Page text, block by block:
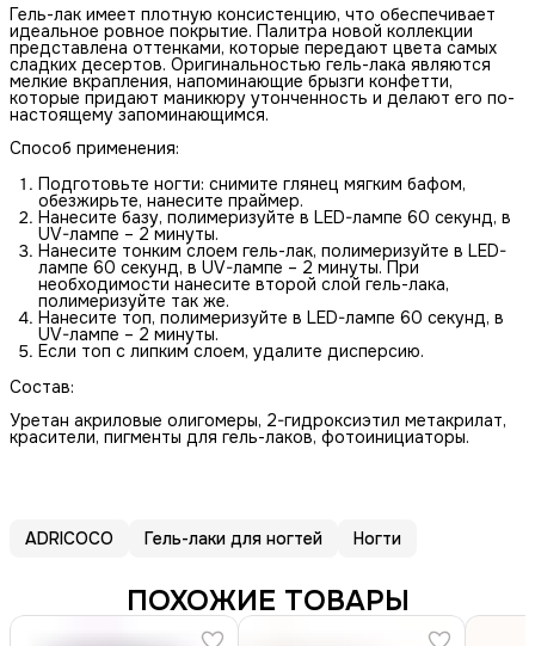
Гель-лак имеет плотную консистенцию, что обеспечивает
идеальное ровное покрытие. Палитра новой коллекции
представлена оттенками, которые передают цвета самых
сладких десертов. Оригинальностью гель-лака являются
мелкие вкрапления, напоминающие брызги конфетти,
которые придают маникюру утонченность и делают его по-
настоящему запоминающимся.
Способ применения:
Подготовьте ногти: снимите глянец мягким бафом,
обезжирьте, нанесите праймер.
Нанесите базу, полимеризуйте в LED-лампе 60 секунд, в
UV-лампе – 2 минуты.
Нанесите тонким слоем гель-лак, полимеризуйте в LED-
лампе 60 секунд, в UV-лампе – 2 минуты. При
необходимости нанесите второй слой гель-лака,
полимеризуйте так же.
Нанесите топ, полимеризуйте в LED-лампе 60 секунд, в
UV-лампе – 2 минуты.
Если топ с липким слоем, удалите дисперсию.
Состав:
Уретан акриловые олигомеры, 2-гидроксиэтил метакрилат,
красители, пигменты для гель-лаков, фотоинициаторы.
ADRICOCO Гель-лаки для ногтей Ногти
ПОХОЖИЕ ТОВАРЫ